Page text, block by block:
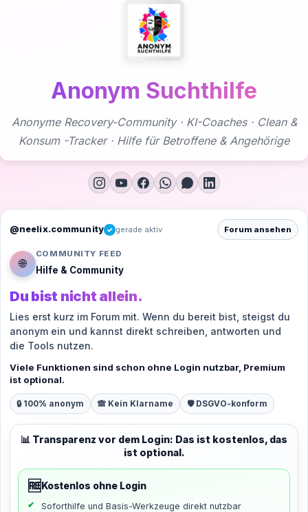
Anonym Suchthilfe
Anonyme Recovery-Community · KI-Coaches · Clean &
Konsum -Tracker · Hilfe für Betroffene & Angehörige
@neelix.community ✓ gerade aktiv Forum ansehen
🌐
COMMUNITY FEED
Hilfe & Community
Du bist nicht allein.
Lies erst kurz im Forum mit. Wenn du bereit bist, steigst du
anonym ein und kannst direkt schreiben, antworten und
die Tools nutzen.
Viele Funktionen sind schon ohne Login nutzbar, Premium
ist optional.
🔒 100% anonym 🙈 Kein Klarname 🛡️ DSGVO-konform
📊 Transparenz vor dem Login: Das ist kostenlos, das
ist optional.
🆓 Kostenlos ohne Login
Soforthilfe und Basis-Werkzeuge direkt nutzbar